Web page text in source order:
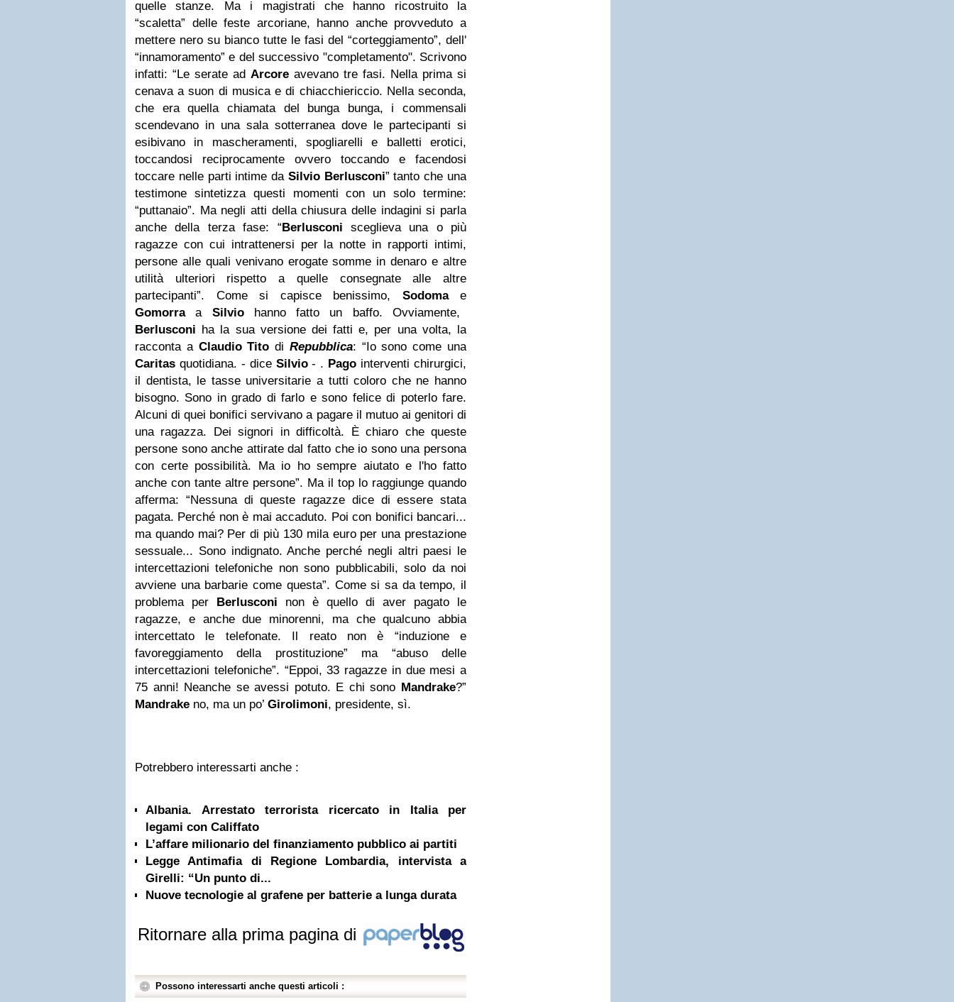
quelle stanze. Ma i magistrati che hanno ricostruito la
“scaletta” delle feste arcoriane, hanno anche provveduto a
mettere nero su bianco tutte le fasi del “corteggiamento”, dell'
“innamoramento” e del successivo "completamento". Scrivono
infatti: “Le serate ad Arcore avevano tre fasi. Nella prima si
cenava a suon di musica e di chiacchiericcio. Nella seconda,
che era quella chiamata del bunga bunga, i commensali
scendevano in una sala sotterranea dove le partecipanti si
esibivano in mascheramenti, spogliarelli e balletti erotici,
toccandosi reciprocamente ovvero toccando e facendosi
toccare nelle parti intime da Silvio Berlusconi” tanto che una
testimone sintetizza questi momenti con un solo termine:
“puttanaio”. Ma negli atti della chiusura delle indagini si parla
anche della terza fase: “Berlusconi sceglieva una o più
ragazze con cui intrattenersi per la notte in rapporti intimi,
persone alle quali venivano erogate somme in denaro e altre
utilità ulteriori rispetto a quelle consegnate alle altre
partecipanti”. Come si capisce benissimo, Sodoma e
Gomorraa Silvio hanno fatto un baffo. Ovviamente,
Berlusconi ha la sua versione dei fatti e, per una volta, la
racconta a Claudio Tito di Repubblica: “Io sono come una
Caritas quotidiana. - dice Silvio- . Pago interventi chirurgici,
il dentista, le tasse universitarie a tutti coloro che ne hanno
bisogno. Sono in grado di farlo e sono felice di poterlo fare.
Alcuni di quei bonifici servivano a pagare il mutuo ai genitori di
una ragazza. Dei signori in difficoltà. È chiaro che queste
persone sono anche attirate dal fatto che io sono una persona
con certe possibilità. Ma io ho sempre aiutato e l'ho fatto
anche con tante altre persone”. Ma il top lo raggiunge quando
afferma: “Nessuna di queste ragazze dice di essere stata
pagata. Perché non è mai accaduto. Poi con bonifici bancari...
ma quando mai? Per di più 130 mila euro per una prestazione
sessuale... Sono indignato. Anche perché negli altri paesi le
intercettazioni telefoniche non sono pubblicabili, solo da noi
avviene una barbarie come questa”. Come si sa da tempo, il
problema per Berlusconi non è quello di aver pagato le
ragazze, e anche due minorenni, ma che qualcuno abbia
intercettato le telefonate. Il reato non è “induzione e
favoreggiamento della prostituzione” ma “abuso delle
intercettazioni telefoniche”. “Eppoi, 33 ragazze in due mesi a
75 anni! Neanche se avessi potuto. E chi sono Mandrake?”
Mandrake no, ma un po’ Girolimoni, presidente, sì.
Potrebbero interessarti anche :
Albania. Arrestato terrorista ricercato in Italia per
legami con Califfato
L’affare milionario del finanziamento pubblico ai partiti
Legge Antimafia di Regione Lombardia, intervista a
Girelli: “Un punto di...
Nuove tecnologie al grafene per batterie a lunga durata
Ritornare alla prima pagina di
Possono interessarti anche questi articoli :